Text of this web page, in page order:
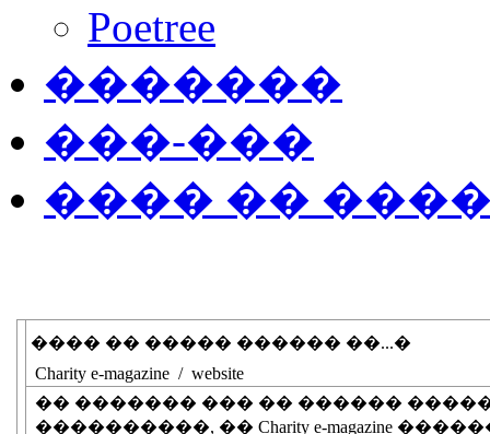
Poetree
�������
���-���
���� ��
���� �� ����� ������ ��...�
Charity e-magazine / website
�� ������� ��� �� ������
����������, �� Charity e-magazine